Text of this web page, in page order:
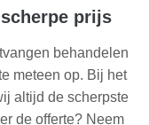
prijs
behandelen
meteen op. Bij het
altijd de scherpste
de offerte? Neem